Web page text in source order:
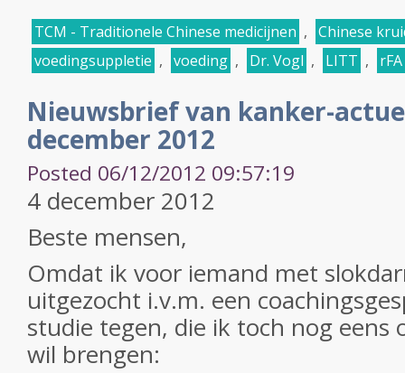
TCM - Traditionele Chinese medicijnen , Chinese
voedingsuppletie , voeding , Dr. Vogl , LITT , rFA
Nieuwsbrief van kanker-
december 2012
Posted 06/12/2012 09:57:19
4 december 2012
Beste mensen,
Omdat ik voor iemand met
uitgezocht i.v.m. een
studie tegen, die ik toch nog eens
wil brengen: